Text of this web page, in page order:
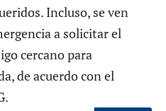
Incluso, se ven
a solicitar el
cercano para
de acuerdo con el